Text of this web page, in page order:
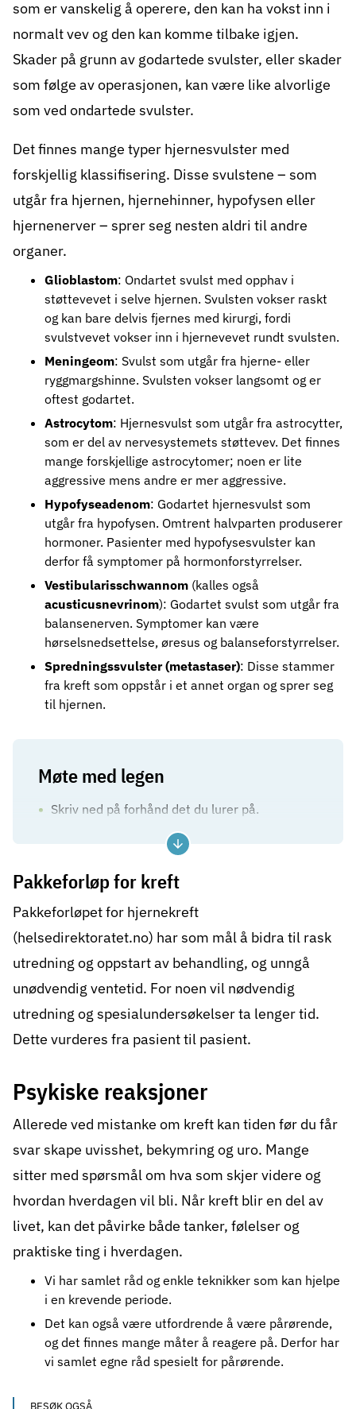
som er vanskelig å operere, den kan ha vokst inn i
normalt vev og den kan komme tilbake igjen.
Skader på grunn av godartede svulster, eller skader
som følge av operasjonen, kan være like alvorlige
som ved ondartede svulster.
Det finnes mange typer hjernesvulster med
forskjellig klassifisering. Disse svulstene – som
utgår fra hjernen, hjernehinner, hypofysen eller
hjernenerver – sprer seg nesten aldri til andre
organer.
Glioblastom: Ondartet svulst med opphav i
støttevevet i selve hjernen. Svulsten vokser raskt
og kan bare delvis fjernes med kirurgi, fordi
svulstvevet vokser inn i hjernevevet rundt svulsten.
Meningeom: Svulst som utgår fra hjerne- eller
ryggmargshinne. Svulsten vokser langsomt og er
oftest godartet.
Astrocytom: Hjernesvulst som utgår fra astrocytter,
som er del av nervesystemets støttevev. Det finnes
mange forskjellige astrocytomer; noen er lite
aggressive mens andre er mer aggressive.
Hypofyseadenom: Godartet hjernesvulst som
utgår fra hypofysen. Omtrent halvparten produserer
hormoner. Pasienter med hypofysesvulster kan
derfor få symptomer på hormonforstyrrelser.
Vestibularisschwannom (kalles også
acusticusnevrinom): Godartet svulst som utgår fra
balansenerven. Symptomer kan være
hørselsnedsettelse, øresus og balanseforstyrrelser.
Spredningssvulster (metastaser): Disse stammer
fra kreft som oppstår i et annet organ og sprer seg
til hjernen.
Møte med legen
Skriv ned på forhånd det du lurer på.
Ta med deg noen – det kan være lett å
glemme det som blir sagt.
Oppsummer det dere har snakket om før du
går fra legen. Da kan eventuelle
misforståelser korrigeres.
Pakkeforløp for kreft
Pakkeforløpet for hjernekreft
(helsedirektoratet.no) har som mål å bidra til rask
utredning og oppstart av behandling, og unngå
unødvendig ventetid. For noen vil nødvendig
utredning og spesialundersøkelser ta lenger tid.
Dette vurderes fra pasient til pasient.
Psykiske reaksjoner
Allerede ved mistanke om kreft kan tiden før du får
svar skape uvisshet, bekymring og uro. Mange
sitter med spørsmål om hva som skjer videre og
hvordan hverdagen vil bli. Når kreft blir en del av
livet, kan det påvirke både tanker, følelser og
praktiske ting i hverdagen.
Vi har samlet råd og enkle teknikker som kan hjelpe
i en krevende periode.
Det kan også være utfordrende å være pårørende,
og det finnes mange måter å reagere på. Derfor har
vi samlet egne råd spesielt for pårørende.
BESØK OGSÅ